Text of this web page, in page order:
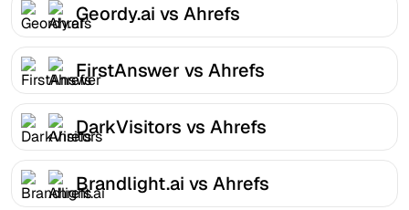
Geordy.ai vs Ahrefs
FirstAnswer vs Ahrefs
DarkVisitors vs Ahrefs
Brandlight.ai vs Ahrefs